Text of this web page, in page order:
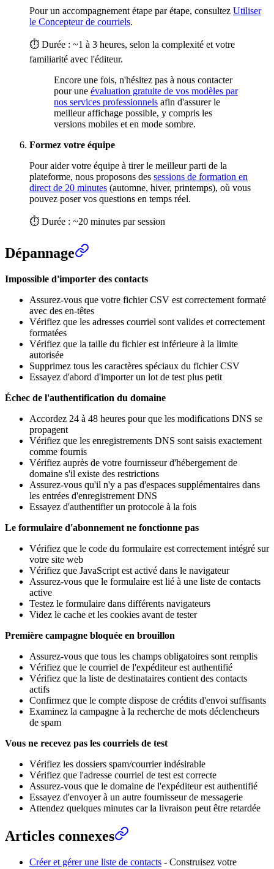
Pour un accompagnement étape par étape, consultez Utiliser
le Concepteur de courriels.
⏱ Durée : ~1 à 3 heures, selon la complexité et votre
familiarité avec l'éditeur.
Encore une fois, n'hésitez pas à nous contacter
pour une évaluation gratuite de vos modèles par
nos services professionnels afin d'assurer le
meilleur affichage possible, y compris les
versions mobiles et en mode sombre.
Formez votre équipe
Pour aider votre équipe à tirer le meilleur parti de la
plateforme, nous proposons des sessions de formation en
direct de 20 minutes (automne, hiver, printemps), où vous
pouvez poser vos questions en temps réel.
⏱ Durée : ~20 minutes par session
Dépannage
Impossible d'importer des contacts
Assurez-vous que votre fichier CSV est correctement formaté
avec des en-têtes
Vérifiez que les adresses courriel sont valides et correctement
formatées
Vérifiez que la taille du fichier est inférieure à la limite
autorisée
Supprimez tous les caractères spéciaux du fichier CSV
Essayez d'abord d'importer un lot de test plus petit
Échec de l'authentification du domaine
Accordez 24 à 48 heures pour que les modifications DNS se
propagent
Vérifiez que les enregistrements DNS sont saisis exactement
comme fournis
Vérifiez auprès de votre fournisseur d'hébergement de
domaine s'il existe des restrictions
Assurez-vous qu'il n'y a pas d'espaces supplémentaires dans
les entrées d'enregistrement DNS
Essayez d'authentifier un protocole à la fois
Le formulaire d'abonnement ne fonctionne pas
Vérifiez que le code du formulaire est correctement intégré sur
votre site web
Vérifiez que JavaScript est activé dans le navigateur
Assurez-vous que le formulaire est lié à une liste de contacts
active
Testez le formulaire dans différents navigateurs
Videz le cache et les cookies avant de tester
Première campagne bloquée en brouillon
Assurez-vous que tous les champs obligatoires sont remplis
Vérifiez que le courriel de l'expéditeur est authentifié
Vérifiez que la liste de destinataires contient des contacts
actifs
Confirmez que le compte dispose de crédits d'envoi suffisants
Examinez la campagne à la recherche de mots déclencheurs
de spam
Vous ne recevez pas les courriels de test
Vérifiez les dossiers spam/courrier indésirable
Vérifiez que l'adresse courriel de test est correcte
Assurez-vous que le domaine de l'expéditeur est authentifié
Essayez d'envoyer à un autre fournisseur de messagerie
Attendez quelques minutes car la livraison peut être retardée
Articles connexes
Créer et gérer une liste de contacts - Construisez votre